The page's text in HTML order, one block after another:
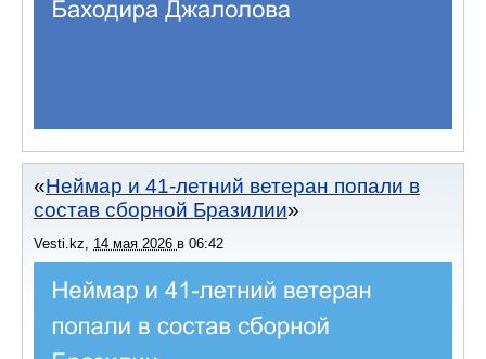
Неймар и 41-летний ветеран попали в
состав сборной Бразилии
Vesti.kz 14 мая 2026 в 06:42